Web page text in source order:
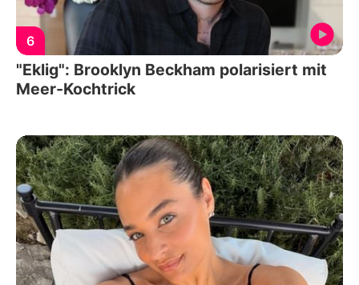
6
"Eklig": Brooklyn Beckham polarisiert mit
Meer-Kochtrick